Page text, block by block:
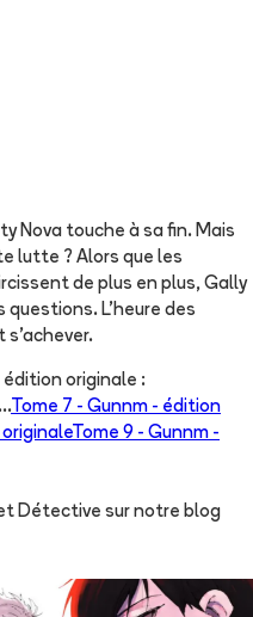
Nova touche à sa fin. Mais
lutte ? Alors que les
de plus en plus, Gally
L’heure des
édition originale :
...Tome 7 - Gunnm - édition
Tome 9 - Gunnm -
Détective sur notre blog